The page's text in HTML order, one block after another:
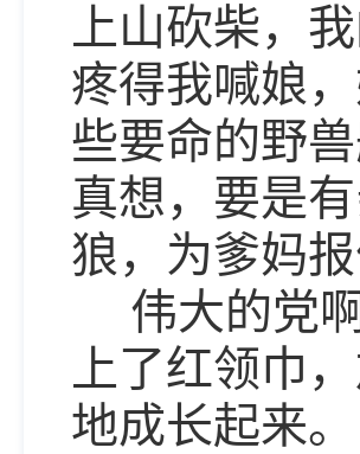
上山砍柴，
疼得我喊娘
些要命的野
真想，要是
狼，为爹妈
伟大的党啊
上了红领巾
地成长起来。